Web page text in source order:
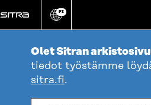
suoraan
sisältöön
Vaihda
kieli
FI
Olet Sitran
tiedot työstämme
sitra.fi.